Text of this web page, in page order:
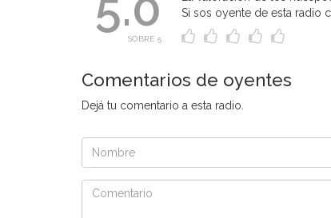
SOBRE 5
Si sos oyente de esta radio
Comentarios de oyentes
Dejá tu comentario a esta radio.